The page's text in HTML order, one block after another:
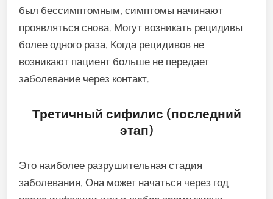
был бессимптомным, симптомы начинают
проявляться снова. Могут возникать рецидивы
более одного раза. Когда рецидивов не
возникают пациент больше не передает
заболевание через контакт.
Третичный сифилис (последний
этап)
Это наиболее разрушительная стадия
заболевания. Она может начаться через год